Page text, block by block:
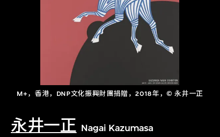
M+，香港，DNP文化振興財團捐贈，2018年，© 永井一正
永井一正 Nagai Kazumasa
关于M+藏品
探索世界顶级的二十及二十一世纪视觉